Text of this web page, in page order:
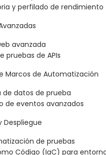
y perfilado de rendimiento
avanzada
pruebas de APIs
Marcos de Automatización
de datos de prueba
de eventos avanzados
Despliegue
de pruebas
Código (IaC) para